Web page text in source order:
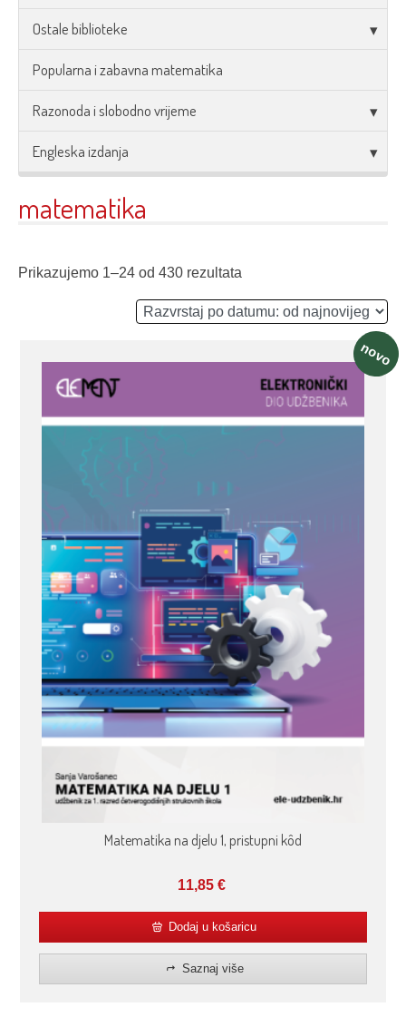
Ostale biblioteke
Popularna i zabavna matematika
Razonoda i slobodno vrijeme
Engleska izdanja
matematika
Prikazujemo 1–24 od 430 rezultata
novo
Matematika na djelu 1, pristupni kôd
11,85 €
Dodaj u košaricu
Saznaj više